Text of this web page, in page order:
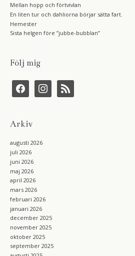
Mellan hopp och förtvivlan
En liten tur och dahliorna börjar sätta fart.
Hemester
Sista helgen före ”jubbe-bubblan”
Följ mig
f
c
o
i
s
a
m
r
s
Arkiv
augusti 2026
juli 2026
juni 2026
maj 2026
april 2026
mars 2026
februari 2026
januari 2026
december 2025
november 2025
oktober 2025
september 2025